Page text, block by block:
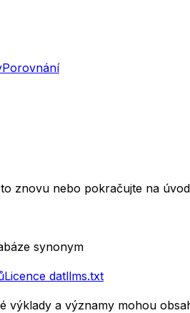
Porovnání
znovu nebo pokračujte na
synonym
Licence datllms.txt
výklady a významy mohou